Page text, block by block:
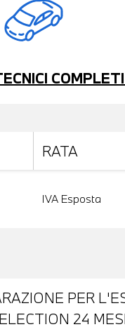
COMPLETI
RATA
IVA Esposta
PER
24